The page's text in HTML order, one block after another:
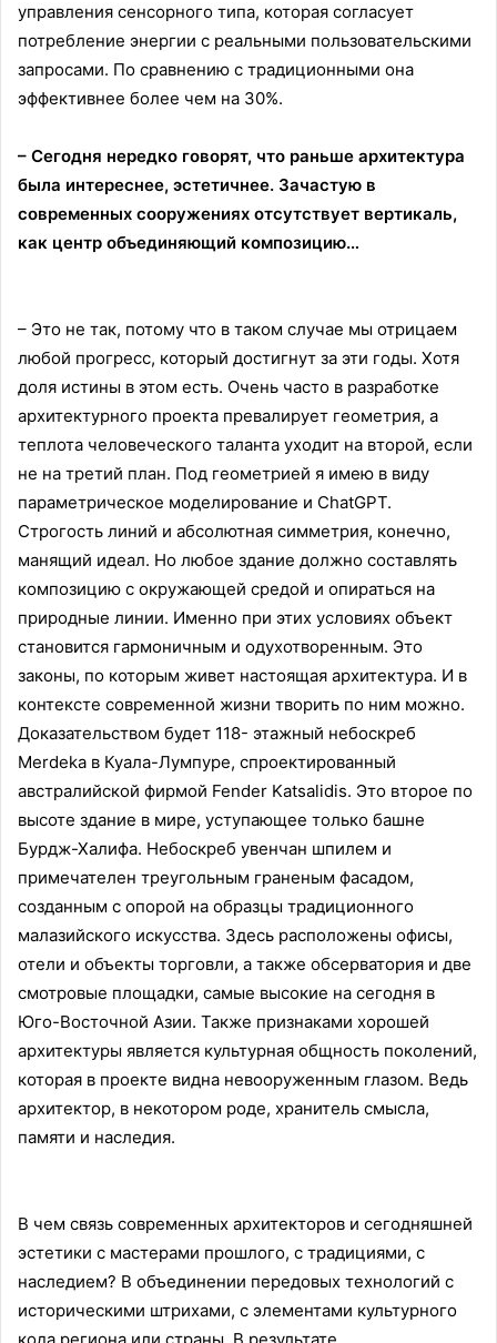
управления сенсорного типа, которая согласует
потребление энергии с реальными пользовательскими
запросами. По сравнению с традиционными она
эффективнее более чем на 30%.
– Сегодня нередко говорят, что раньше архитектура
была интереснее, эстетичнее. Зачастую в
современных сооружениях отсутствует вертикаль,
как центр объединяющий композицию…
– Это не так, потому что в таком случае мы отрицаем
любой прогресс, который достигнут за эти годы. Хотя
доля истины в этом есть. Очень часто в разработке
архитектурного проекта превалирует геометрия, а
теплота человеческого таланта уходит на второй, если
не на третий план. Под геометрией я имею в виду
параметрическое моделирование и ChatGPT.
Строгость линий и абсолютная симметрия, конечно,
манящий идеал. Но любое здание должно составлять
композицию с окружающей средой и опираться на
природные линии. Именно при этих условиях объект
становится гармоничным и одухотворенным. Это
законы, по которым живет настоящая архитектура. И в
контексте современной жизни творить по ним можно.
Доказательством будет 118- этажный небоскреб
Merdeka в Куала-Лумпуре, спроектированный
австралийской фирмой Fender Katsalidis. Это второе по
высоте здание в мире, уступающее только башне
Бурдж-Халифа. Небоскреб увенчан шпилем и
примечателен треугольным граненым фасадом,
созданным с опорой на образцы традиционного
малазийского искусства. Здесь расположены офисы,
отели и объекты торговли, а также обсерватория и две
смотровые площадки, самые высокие на сегодня в
Юго-Восточной Азии. Также признаками хорошей
архитектуры является культурная общность поколений,
которая в проекте видна невооруженным глазом. Ведь
архитектор, в некотором роде, хранитель смысла,
памяти и наследия.
В чем связь современных архитекторов и сегодняшней
эстетики с мастерами прошлого, с традициями, с
наследием? В объединении передовых технологий с
историческими штрихами, с элементами культурного